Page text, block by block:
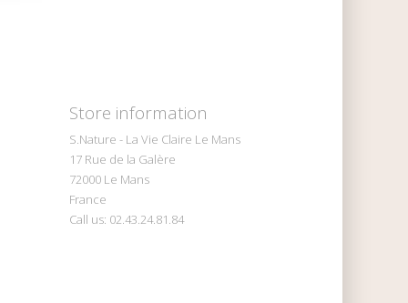
Store information
S.Nature - La Vie Claire Le Mans
17 Rue de la Galère
72000 Le Mans
France
Call us: 02.43.24.81.84